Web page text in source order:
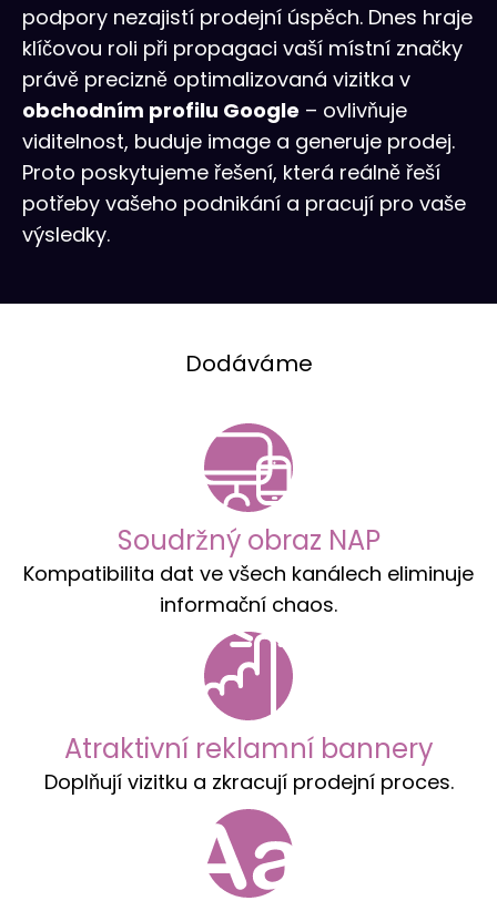
podpory nezajistí prodejní úspěch. Dnes hraje
klíčovou roli při propagaci vaší místní značky
právě precizně optimalizovaná vizitka v
obchodním profilu Google – ovlivňuje
viditelnost, buduje image a generuje prodej.
Proto poskytujeme řešení, která reálně řeší
potřeby vašeho podnikání a pracují pro vaše
výsledky.
Dodáváme
Soudržný obraz NAP
Kompatibilita dat ve všech kanálech eliminuje
informační chaos.
Atraktivní reklamní bannery
Doplňují vizitku a zkracují prodejní proces.